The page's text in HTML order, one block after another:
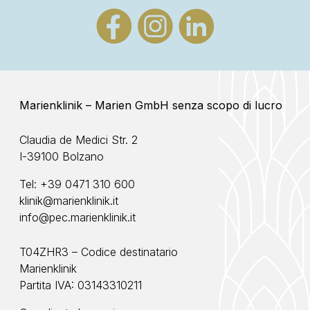
Marienklinik – Marien GmbH senza scopo di lucro
Claudia de Medici Str. 2
I-39100 Bolzano
Tel: +39 0471 310 600
klinik@marienklinik.it
info@pec.marienklinik.it
T04ZHR3 – Codice destinatario
Marienklinik
Partita IVA: 03143310211